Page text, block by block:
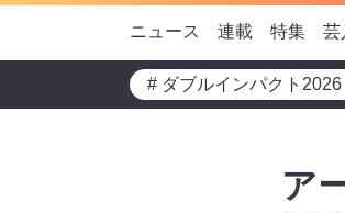
ニュース 連載 特集 芸
# ダブルインパクト2026
ア